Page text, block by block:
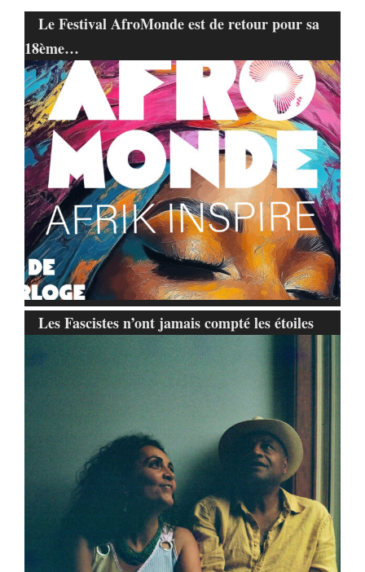
Le Festival AfroMonde est de retour pour sa
18ème…
Les Fascistes n’ont jamais compté les étoiles